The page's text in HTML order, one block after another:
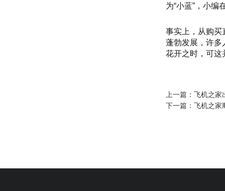
为“小蓝”，小编
事实上，从购买
蓬勃发展，许多
花开之时，可这
上一篇： 飞机之家
下一篇： 飞机之家